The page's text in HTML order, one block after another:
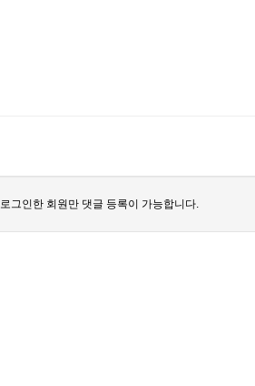
로그인한 회원만 댓글 등록이 가능합니다.